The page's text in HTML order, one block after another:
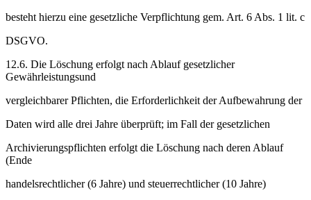
besteht hierzu eine gesetzliche Verpflichtung gem. Art. 6 Abs. 1 lit. c
DSGVO.
12.6. Die Löschung erfolgt nach Ablauf gesetzlicher
Gewährleistungsund
vergleichbarer Pflichten, die Erforderlichkeit der Aufbewahrung der
Daten wird alle drei Jahre überprüft; im Fall der gesetzlichen
Archivierungspflichten erfolgt die Löschung nach deren Ablauf
(Ende
handelsrechtlicher (6 Jahre) und steuerrechtlicher (10 Jahre)